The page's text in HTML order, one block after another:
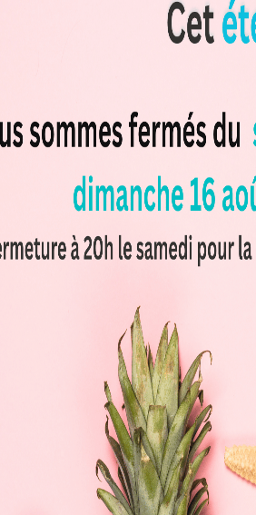
jardin, relevé d’un jus de thym. Une
à l’automne, de
, parfait pour les amateurs
les Toques
crème de marrons, légère et délicate,
seront comblés par une
mousse